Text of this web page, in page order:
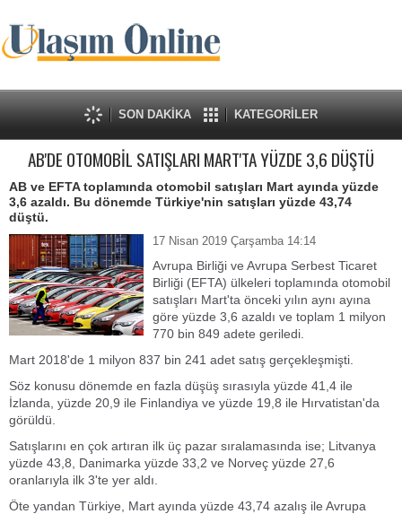
SON DAKİKA KATEGORİLER
AB'DE OTOMOBİL SATIŞLARI MART'TA YÜZDE 3,6 DÜŞTÜ
AB ve EFTA toplamında otomobil satışları Mart ayında yüzde
3,6 azaldı. Bu dönemde Türkiye'nin satışları yüzde 43,74
düştü.
17 Nisan 2019 Çarşamba 14:14
Avrupa Birliği ve Avrupa Serbest Ticaret
Birliği (EFTA) ülkeleri toplamında otomobil
satışları Mart'ta önceki yılın aynı ayına
göre yüzde 3,6 azaldı ve toplam 1 milyon
770 bin 849 adete geriledi.
Mart 2018'de 1 milyon 837 bin 241 adet satış gerçekleşmişti.
Söz konusu dönemde en fazla düşüş sırasıyla yüzde 41,4 ile
İzlanda, yüzde 20,9 ile Finlandiya ve yüzde 19,8 ile Hırvatistan'da
görüldü.
Satışlarını en çok artıran ilk üç pazar sıralamasında ise; Litvanya
yüzde 43,8, Danimarka yüzde 33,2 ve Norveç yüzde 27,6
oranlarıyla ilk 3'te yer aldı.
Öte yandan Türkiye, Mart ayında yüzde 43,74 azalış ile Avrupa